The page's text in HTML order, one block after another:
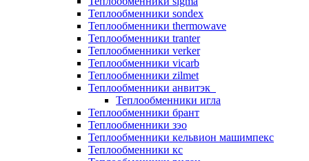
Теплообменники sondex
Теплообменники thermowave
Теплообменники tranter
Теплообменники verker
Теплообменники vicarb
Теплообменники zilmet
Теплообменники анвитэк
Теплообменники игла
Теплообменники брант
Теплообменники зэо
Теплообменники кельвион машимпекс
Теплообменники кс